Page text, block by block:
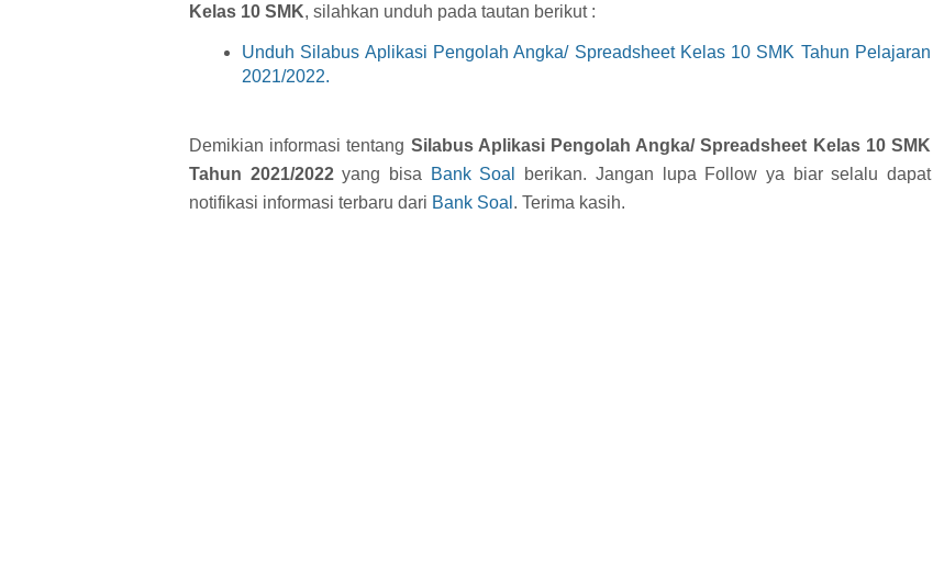
Kelas 10 SMK, silahkan unduh pada tautan berikut :
Unduh Silabus Aplikasi Pengolah Angka/ Spreadsheet Kelas 10 SMK Tahun Pelajaran
2021/2022.
Demikian informasi tentang Silabus Aplikasi Pengolah Angka/ Spreadsheet Kelas 10 SMK
Tahun 2021/2022yang bisa Bank Soal
berikan. Jangan lupa Follow ya biar selalu dapat
notifikasi informasi terbaru dari Bank Soal . Terima kasih.